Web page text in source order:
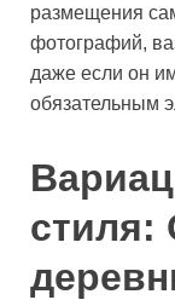
размещения
фотографий,
даже если он
обязательным
стиля: